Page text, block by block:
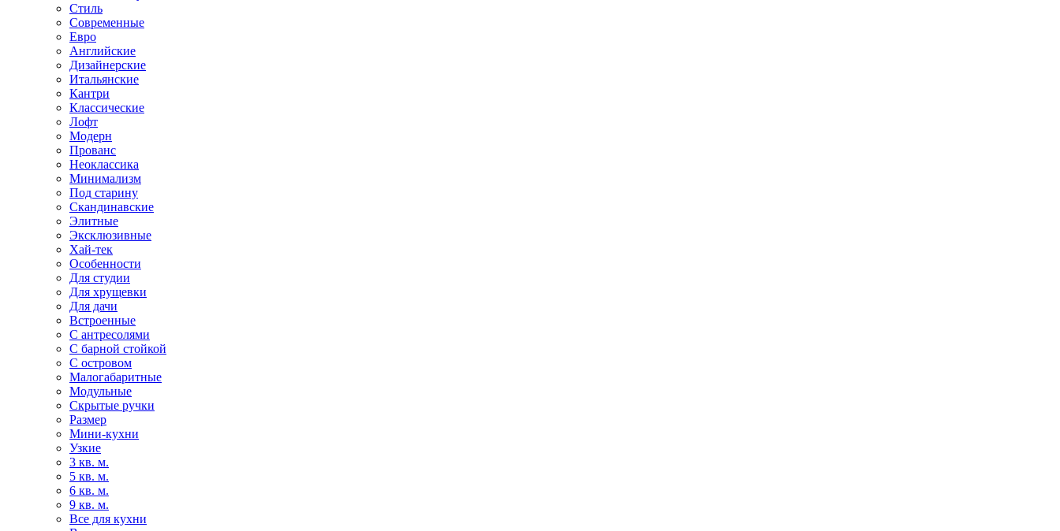
Стиль
Современные
Евро
Английские
Дизайнерские
Итальянские
Кантри
Классические
Лофт
Модерн
Прованс
Неоклассика
Минимализм
Под старину
Скандинавские
Элитные
Эксклюзивные
Хай-тек
Особенности
Для студии
Для хрущевки
Для дачи
Встроенные
С антресолями
С барной стойкой
С островом
Малогабаритные
Модульные
Скрытые ручки
Размер
Мини-кухни
Узкие
3 кв. м.
5 кв. м.
6 кв. м.
9 кв. м.
Все для кухни